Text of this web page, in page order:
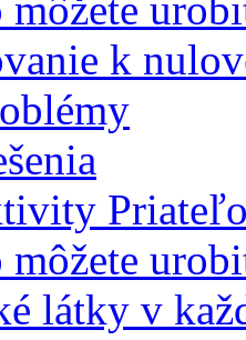
k
môžete
látky v